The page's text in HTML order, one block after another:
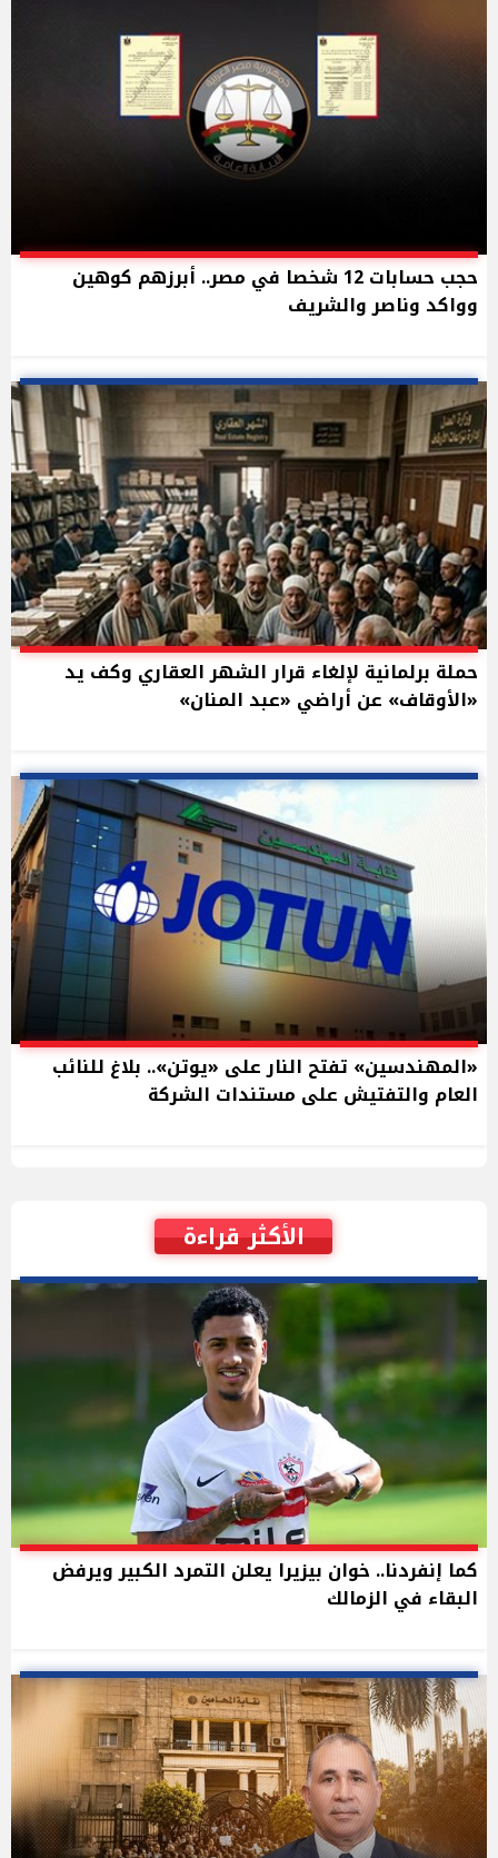
حجب حسابات 12 شخصا في مصر.. أبرزهم كوهين
وواكد وناصر والشريف
حملة برلمانية لإلغاء قرار الشهر العقاري وكف يد
«الأوقاف» عن أراضي «عبد المنان»
«المهندسين» تفتح النار على «يوتن».. بلاغ للنائب
العام والتفتيش على مستندات الشركة
الأكثر قراءة
كما إنفردنا.. خوان بيزيرا يعلن التمرد الكبير ويرفض
البقاء في الزمالك